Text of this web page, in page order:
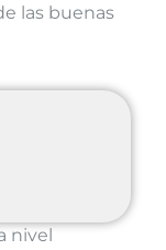
las buenas
nivel